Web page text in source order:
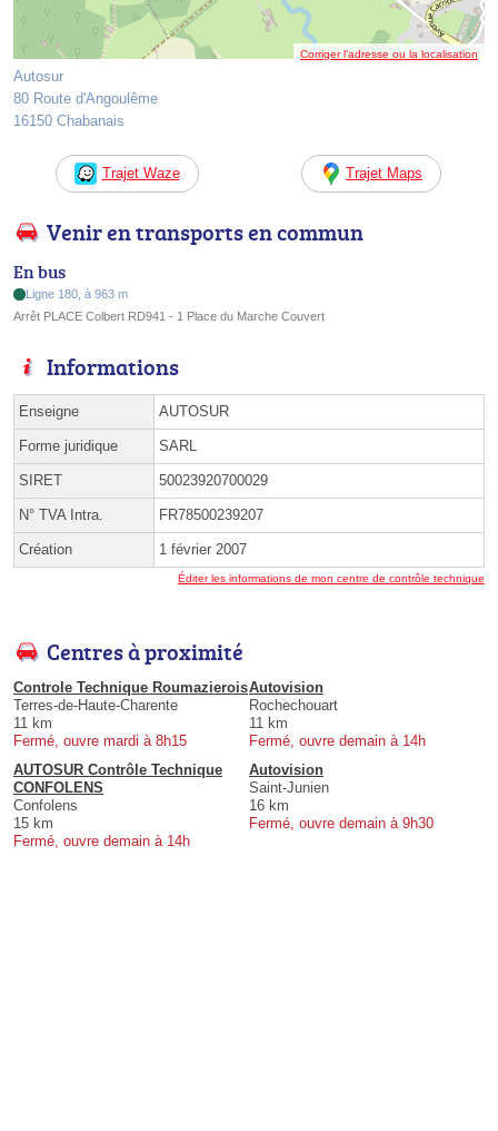
Corriger l’adresse ou la localisation
Autosur
80 Route d'Angoulême
16150 Chabanais
Trajet Waze Trajet Maps
Venir en transports en commun
En bus
Ligne 180, à 963 m
Arrêt PLACE Colbert RD941 - 1 Place du Marche Couvert
Informations
Enseigne AUTOSUR
Forme juridique SARL
SIRET 50023920700029
N° TVA Intra. FR78500239207
Création 1 février 2007
Éditer les informations de mon centre de contrôle technique
Centres à proximité
Controle Technique Roumazierois
Terres-de-Haute-Charente
11 km
Fermé, ouvre mardi à 8h15
Autovision
Rochechouart
11 km
Fermé, ouvre demain à 14h
AUTOSUR Contrôle Technique
CONFOLENS
Confolens
15 km
Fermé, ouvre demain à 14h
Autovision
Saint-Junien
16 km
Fermé, ouvre demain à 9h30